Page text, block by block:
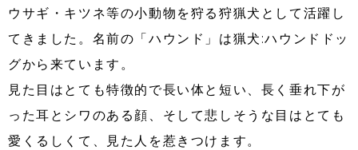
ウサギ・キツネ等の小動物を狩る狩猟犬として活躍し
てきました。名前の「ハウンド」は猟犬:ハウンドドッ
グから来ています。
見た目はとても特徴的で長い体と短い、長く垂れ下が
った耳とシワのある顔、そして悲しそうな目はとても
愛くるしくて、見た人を惹きつけます。